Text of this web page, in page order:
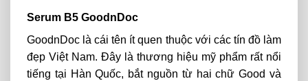
Serum B5 GoodnDoc
GoodnDoc là cái tên ít quen thuộc với các tín đồ làm
đẹp Việt Nam. Đây là thương hiệu mỹ phẩm rất nổi
tiếng tại Hàn Quốc, bắt nguồn từ hai chữ Good và